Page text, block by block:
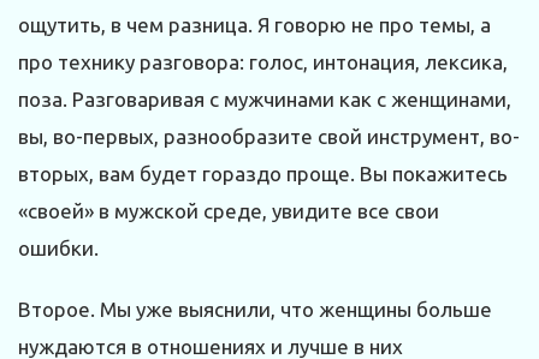
ощутить, в чем разница. Я говорю не про темы, а
про технику разговора: голос, интонация, лексика,
поза. Разговаривая с мужчинами как с женщинами,
вы, во-первых, разнообразите свой инструмент, во-
вторых, вам будет гораздо проще. Вы покажитесь
«своей» в мужской среде, увидите все свои
ошибки.
Второе. Мы уже выяснили, что женщины больше
нуждаются в отношениях и лучше в них